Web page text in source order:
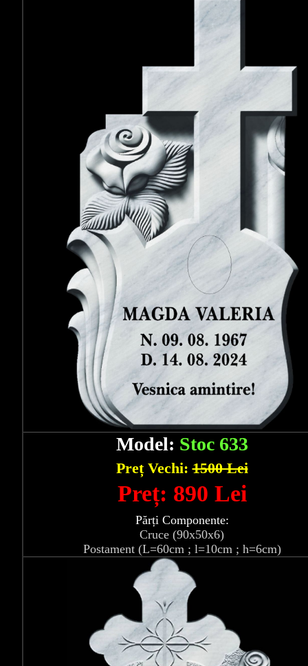
Model: Stoc 633
Preț Vechi:1500 Lei
Preț: 890 Lei
Părți Componente:
Cruce (90x50x6)
Postament (L=60cm ; l=10cm ; h=6cm)